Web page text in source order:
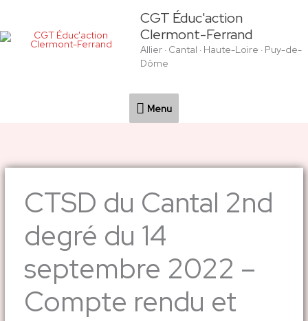
contenu
CGT Éduc'action
Clermont-Ferrand
Allier · Cantal · Haute-Loire · Puy-de-
Dôme
Menu
Menu
CTSD du Cantal 2nd
degré du 14
septembre 2022 –
Compte rendu et